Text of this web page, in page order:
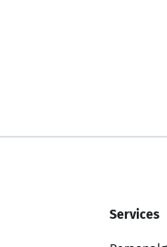
Services